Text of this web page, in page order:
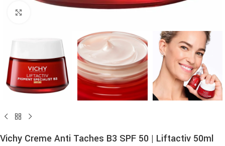
Cliquez pour agrandir
Vichy Creme Anti Taches B3 SPF 50 | Liftactiv 50ml